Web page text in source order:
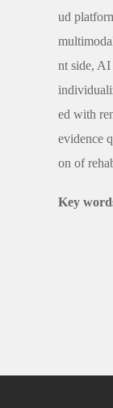
ud
nt side, AI
ed with
evidence
on of
Key